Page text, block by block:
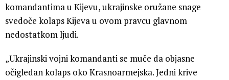
komandantima u Kijevu, ukrajinske oružane snage
svedoče kolaps Kijeva u ovom pravcu glavnom
nedostatkom ljudi.
„Ukrajinski vojni komandanti se muče da objasne
očigledan kolaps oko Krasnoarmejska. Jedni krive